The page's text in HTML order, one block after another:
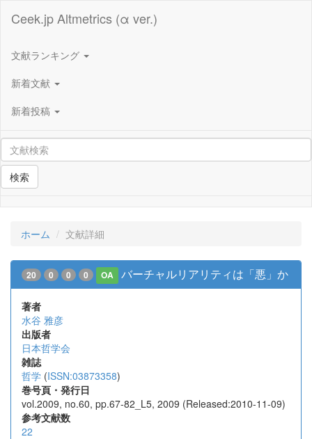
Ceek.jp Altmetrics (α ver.)
文献ランキング
新着文献
新着投稿
検索
ホーム 文献詳細
20 0 0 0 OA バーチャルリアリティは「悪」か
著者
水谷 雅彦
出版者
日本哲学会
雑誌
哲学 (ISSN:03873358)
巻号頁・発行日
vol.2009, no.60, pp.67-82_L5, 2009 (Released:2010-11-09)
参考文献数
22